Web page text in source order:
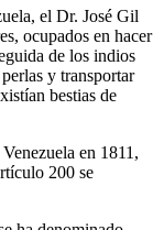
el Dr. José Gil
ocupados en hacer
de los indios
y transportar
bestias de
en 1811,
200 se